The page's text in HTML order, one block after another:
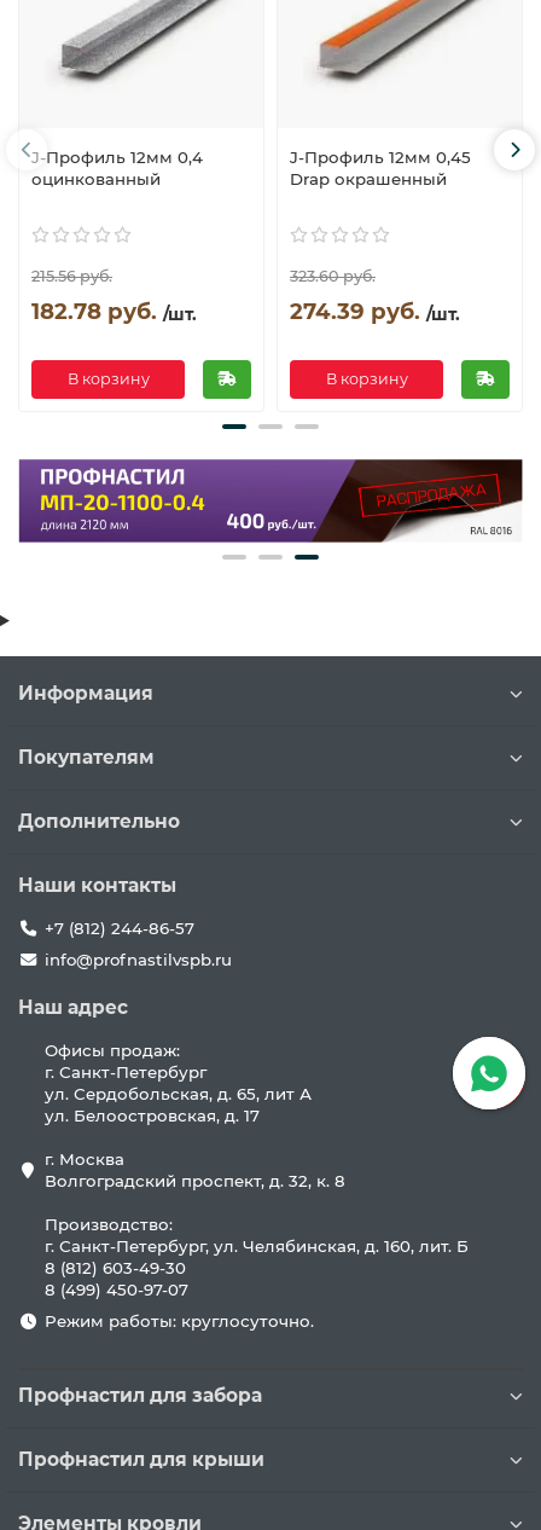
J-Профиль 12мм 0,4
оцинкованный
215.56 руб.
182.78 руб. /шт.
В корзину
J-Профиль 12мм 0,45
Drap окрашенный
323.60 руб.
274.39 руб. /шт.
В корзину
Информация
Покупателям
Дополнительно
Наши контакты
+7 (812) 244-86-57
info@profnastilvspb.ru
Наш адрес
Офисы продаж:
г. Санкт-Петербург
ул. Сердобольская, д. 65, лит А
ул. Белоостровская, д. 17
г. Москва
Волгоградский проспект, д. 32, к. 8
Производство:
г. Санкт-Петербург, ул. Челябинская, д. 160, лит. Б
8 (812) 603-49-30
8 (499) 450-97-07
Режим работы: круглосуточно.
Профнастил для забора
Профнастил для крыши
Элементы кровли